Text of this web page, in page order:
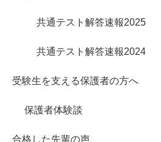
共通テスト解答速報2025
共通テスト解答速報2024
受験生を支える保護者の方へ
保護者体験談
合格した先輩の声